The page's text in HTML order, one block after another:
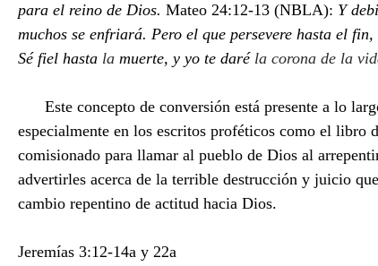
para el reino de Dios. Mateo 24:12-13 (NBLA): Y
muchos se enfriará. Pero el que persevere hasta el fin,
Sé fiel hasta la muerte, y yo te daré la corona de la
Este concepto de conversión está presente a lo
especialmente en los escritos proféticos como el libro
comisionado para llamar al pueblo de Dios al
advertirles acerca de la terrible destrucción y juicio
cambio repentino de actitud hacia Dios.
Jeremías 3:12-14a y 22a